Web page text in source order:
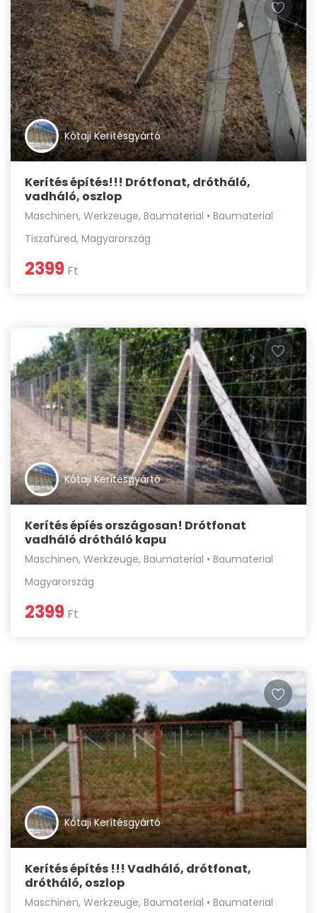
Kótaji Kerítésgyártó
Kerítés építés!!! Drótfonat, drótháló,
vadháló, oszlop
Maschinen, Werkzeuge, Baumaterial • Baumaterial
Tiszafüred, Magyarország
2399 Ft
Kótaji Kerítésgyártó
Kerítés épíés országosan! Drótfonat
vadháló drótháló kapu
Maschinen, Werkzeuge, Baumaterial • Baumaterial
Magyarország
2399 Ft
Kótaji Kerítésgyártó
Kerítés építés !!! Vadháló, drótfonat,
drótháló, oszlop
Maschinen, Werkzeuge, Baumaterial • Baumaterial